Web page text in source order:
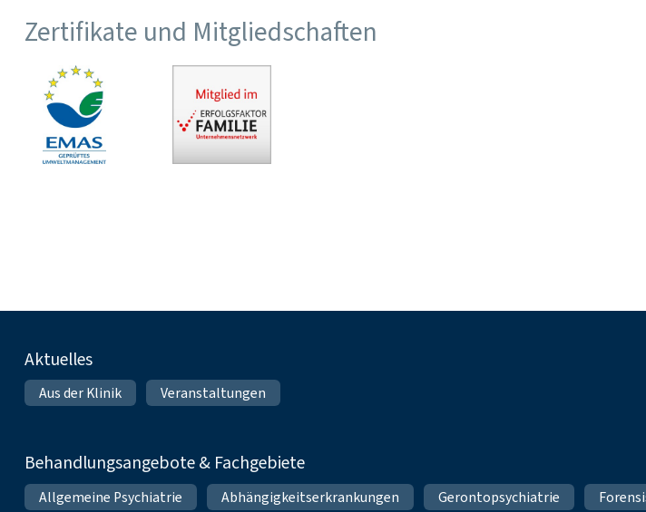
Zertifikate und Mitgliedschaften
Fußnavigation
Aktuelles
Aus der Klinik Veranstaltungen
Behandlungsangebote & Fachgebiete
Allgemeine Psychiatrie Abhängigkeitserkrankungen Gerontopsychiatrie